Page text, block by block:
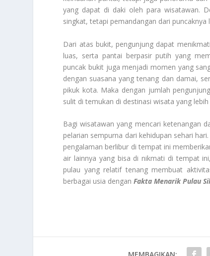
yang dapat di daki oleh para wisatawan.
singkat, tetapi pemandangan dari puncaknya
Dari atas bukit, pengunjung dapat
luas, serta pantai berpasir putih yang
puncak bukit juga menjadi momen yang
dengan suasana yang tenang dan damai,
pikuk kota. Maka dengan jumlah
sulit di temukan di destinasi wisata yang
Bagi wisatawan yang mencari ketenangan
pelarian sempurna dari kehidupan sehari
pengalaman berlibur di tempat ini
air lainnya yang bisa di nikmati di tempat
pulau yang relatif tenang membuat
berbagai usia denganFakta Menarik Pulau